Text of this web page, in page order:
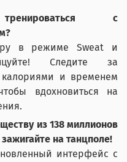
с
в режиме Sweat и
Следите за
и временем
вдохновиться на
из 138 миллионов
на танцполе!
интерфейс с